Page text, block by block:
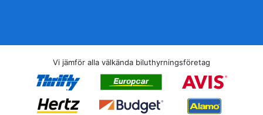
Vi jämför alla välkända biluthyrningsföretag